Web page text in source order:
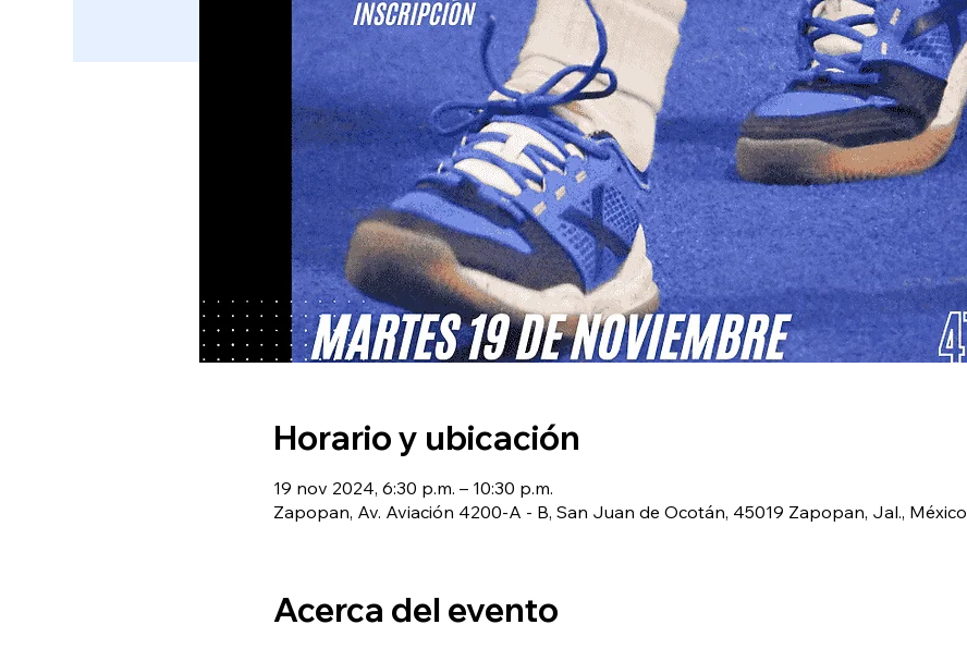
Horario y ubicación
19 nov 2024, 6:30 p.m. – 10:30 p.m.
Zapopan, Av. Aviación 4200-A - B, San Juan de Ocotán, 45019 Zapopan, Jal., México
Acerca del evento